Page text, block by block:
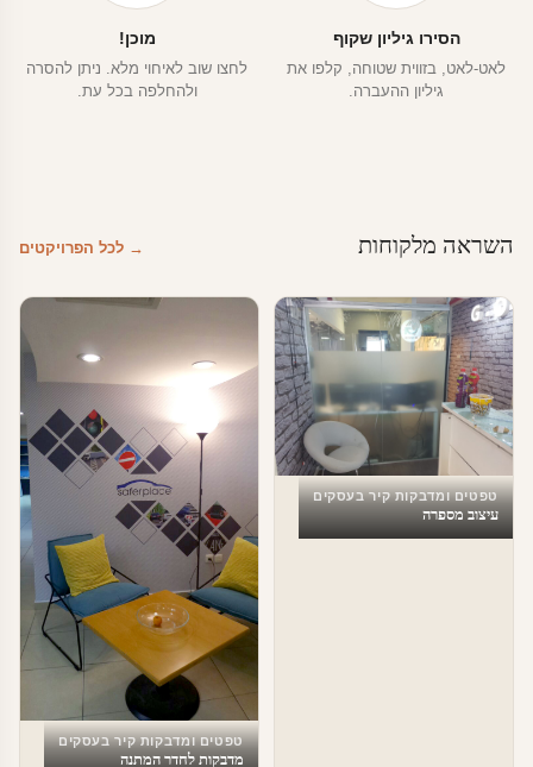
הסירו גיליון שקוף
לאט-לאט, בזווית שטוחה, קלפו את
גיליון ההעברה.
מוכן!
לחצו שוב לאיחוי מלא. ניתן להסרה
ולהחלפה בכל עת.
השראה מלקוחות → לכל הפרויקטים
טפטים ומדבקות קיר בעסקים
עיצוב מספרה
טפטים ומדבקות קיר בעסקים
מדבקות לחדר המתנה